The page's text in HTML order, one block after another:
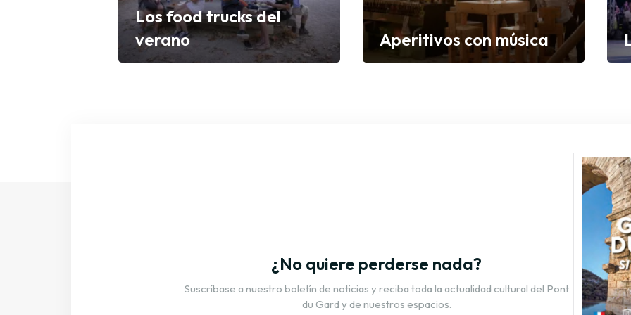
Los food trucks del
verano
Descubrir
Aperitivos con música
Descubrir
¿No quiere perderse nada?
Suscríbase a nuestro boletín de noticias y reciba toda la actualidad cultural del Pont
du Gard y de nuestros espacios.